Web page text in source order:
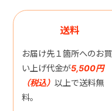
送料
お届け先１箇所へのお買
い上げ代金が5,500円
（税込） 以上で送料無
料。